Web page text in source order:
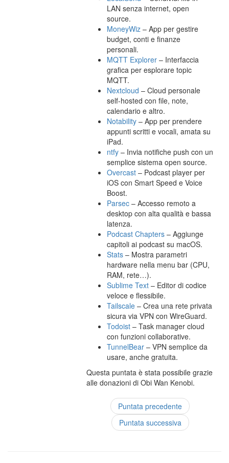
LAN senza internet, open
source.
MoneyWiz – App per gestire
budget, conti e finanze
personali.
MQTT Explorer – Interfaccia
grafica per esplorare topic
MQTT.
Nextcloud – Cloud personale
self-hosted con file, note,
calendario e altro.
Notability – App per prendere
appunti scritti e vocali, amata su
iPad.
ntfy – Invia notifiche push con un
semplice sistema open source.
Overcast – Podcast player per
iOS con Smart Speed e Voice
Boost.
Parsec – Accesso remoto a
desktop con alta qualità e bassa
latenza.
Podcast Chapters – Aggiunge
capitoli ai podcast su macOS.
Stats – Mostra parametri
hardware nella menu bar (CPU,
RAM, rete…).
Sublime Text – Editor di codice
veloce e flessibile.
Tailscale – Crea una rete privata
sicura via VPN con WireGuard.
Todoist – Task manager cloud
con funzioni collaborative.
TunnelBear – VPN semplice da
usare, anche gratuita.
Questa puntata è stata possibile grazie
alle donazioni di Obi Wan Kenobi.
Puntata precedente
Puntata successiva